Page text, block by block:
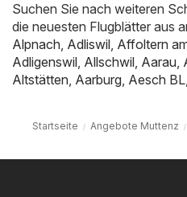
Suchen Sie nach weiteren
die neuesten Flugblätter aus
Alpnach, Adliswil, Affoltern
Adligenswil, Allschwil, Aarau,
Altstätten, Aarburg, Aesch BL,
Startseite Angebote Muttenz